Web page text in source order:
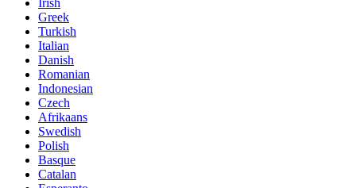
Irish
Greek
Turkish
Italian
Danish
Romanian
Indonesian
Czech
Afrikaans
Swedish
Polish
Basque
Catalan